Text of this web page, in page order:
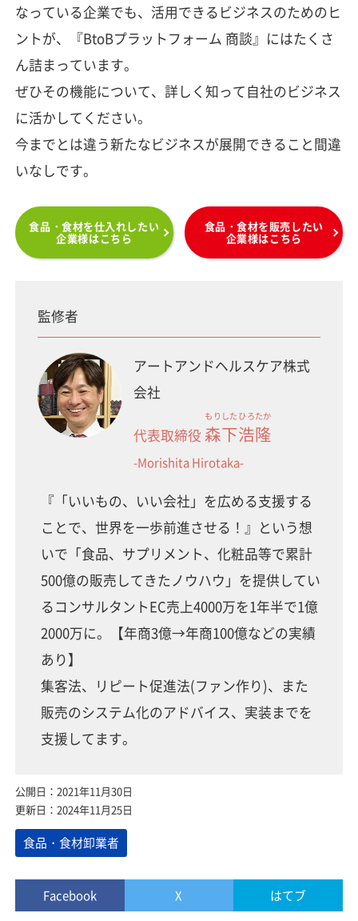
なっている企業でも、活用できるビジネスのためのヒ
ントが、『BtoBプラットフォーム 商談』にはたくさ
ん詰まっています。
ぜひその機能について、詳しく知って自社のビジネス
に活かしてください。
今までとは違う新たなビジネスが展開できること間違
いなしです。
食品・食材を仕入れしたい
企業様はこちら
食品・食材を販売したい
企業様はこちら
監修者
アートアンドヘルスケア株式
会社
代表取締役 森下
もりした
浩隆
ひろたか
-Morishita Hirotaka-
『「いいもの、いい会社」を広める支援する
ことで、世界を一歩前進させる！』という想
いで「食品、サプリメント、化粧品等で累計
500億の販売してきたノウハウ」を提供してい
るコンサルタントEC売上4000万を1年半で1億
2000万に。【年商3億→年商100億などの実績
あり】
集客法、リピート促進法(ファン作り)、また
販売のシステム化のアドバイス、実装までを
支援してます。
公開日：2021年11月30日
更新日：2024年11月25日
食品・食材卸業者
Facebook X はてブ